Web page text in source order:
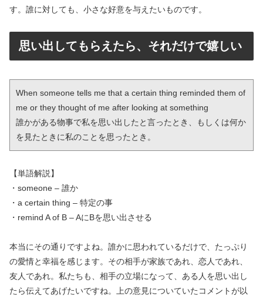
す。誰に対しても、小さな好意を与えたいものです。
思い出してもらえたら、それだけで嬉しい
When someone tells me that a certain thing reminded them of
me or they thought of me after looking at something
誰かがある物事で私を思い出したと言ったとき、もしくは何か
を見たときに私のことを思ったとき。
【単語解説】
・someone – 誰か
・a certain thing – 特定の事
・remind A of B – AにBを思い出させる
本当にその通りですよね。誰かに思われているだけで、たっぷり
の愛情と幸福を感じます。その相手が家族であれ、恋人であれ、
友人であれ。私たちも、相手の立場になって、ある人を思い出し
たら伝えてあげたいですね。上の意見についていたコメントが以